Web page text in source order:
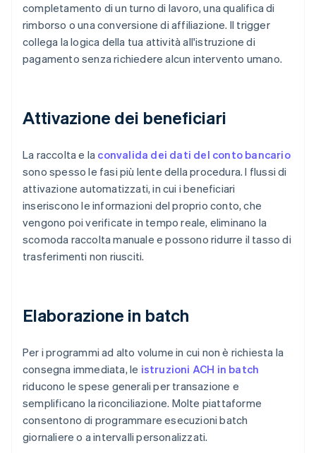
completamento di un turno di lavoro, una qualifica di
rimborso o una conversione di affiliazione. Il trigger
collega la logica della tua attività all'istruzione di
pagamento senza richiedere alcun intervento umano.
Attivazione dei beneficiari
La raccolta e la convalida dei dati del conto bancario
sono spesso le fasi più lente della procedura. I flussi di
attivazione automatizzati, in cui i beneficiari
inseriscono le informazioni del proprio conto, che
vengono poi verificate in tempo reale, eliminano la
scomoda raccolta manuale e possono ridurre il tasso di
trasferimenti non riusciti.
Elaborazione in batch
Per i programmi ad alto volume in cui non è richiesta la
consegna immediata, le istruzioni ACH in batch
riducono le spese generali per transazione e
semplificano la riconciliazione. Molte piattaforme
consentono di programmare esecuzioni batch
giornaliere o a intervalli personalizzati.